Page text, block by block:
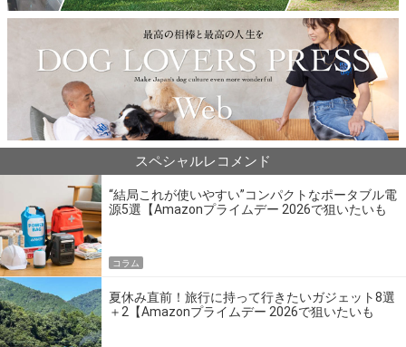
スペシャルレコメンド
“結局これが使いやすい”コンパクトなポータブル電
源5選【Amazonプライムデー 2026で狙いたいも
コラム
夏休み直前！旅行に持って行きたいガジェット8選
＋2【Amazonプライムデー 2026で狙いたいも